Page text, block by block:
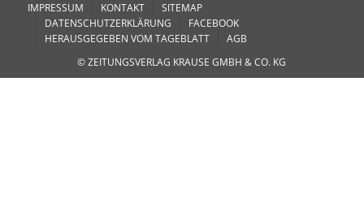
IMPRESSUM KONTAKT
SITEMAP
DATENSCHUTZERKLÄRUNG
FACEBOOK
HERAUSGEGEBEN VOM TAGEBLATT
AGB
© ZEITUNGSVERLAG KRAUSE GMBH & CO. KG